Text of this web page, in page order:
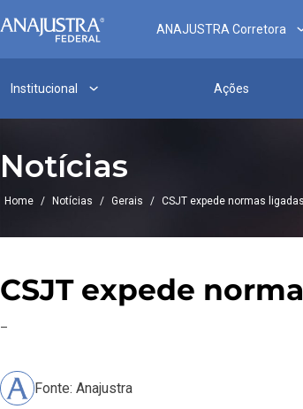
ANAJUSTRA Corretora
Institucional Ações
Notícias
Home / Notícias / Gerais / CSJT expede normas
CSJT expede
–
Fonte: Anajustra